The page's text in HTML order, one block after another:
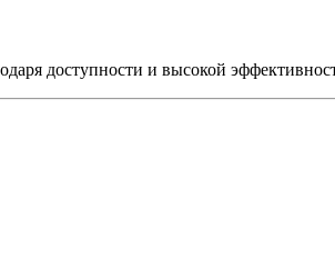
доступности и высокой